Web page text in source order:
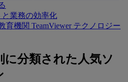
と業務の効率化
育機関 TeamViewer テクノロジー
に分類された人気ソ